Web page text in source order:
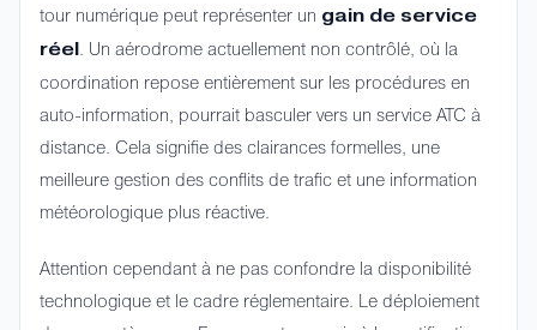
tour numérique peut représenter un gain de service
réel. Un aérodrome actuellement non contrôlé, où la
coordination repose entièrement sur les procédures en
auto-information, pourrait basculer vers un service ATC à
distance. Cela signifie des clairances formelles, une
meilleure gestion des conflits de trafic et une information
météorologique plus réactive.
Attention cependant à ne pas confondre la disponibilité
technologique et le cadre réglementaire. Le déploiement